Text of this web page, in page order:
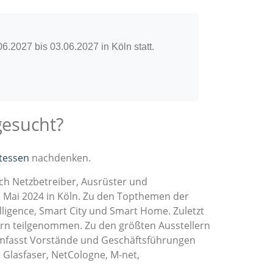
bis 03.06.2027 in Köln statt.
nachdenken.
Netzbetreiber, Ausrüster und
2024 in Köln. Zu den Topthemen der
Smart City und Smart Home. Zuletzt
teilgenommen. Zu den größten Ausstellern
Vorstände und Geschäftsführungen
NetCologne, M-net,